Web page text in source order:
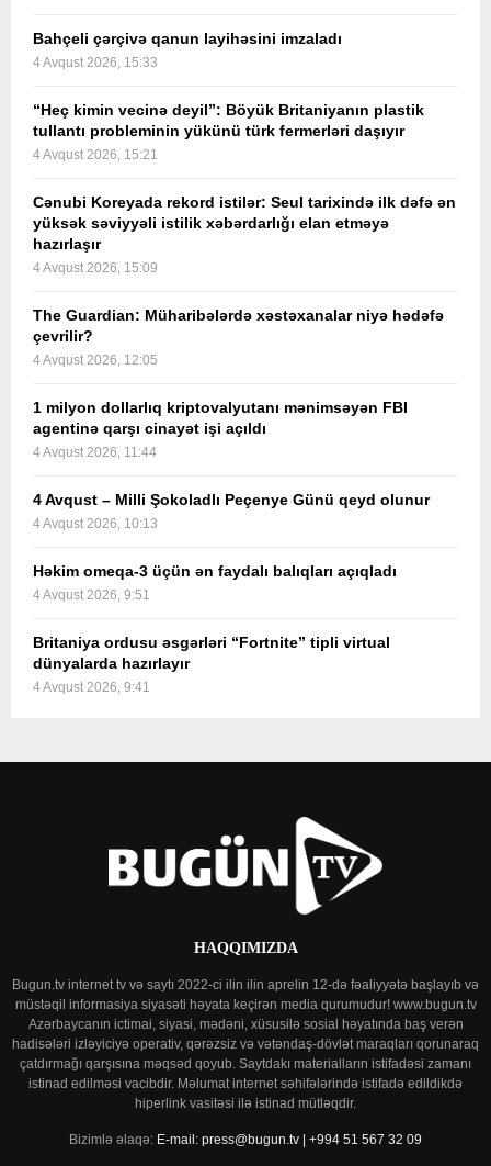
Bahçeli çərçivə qanun layihəsini imzaladı
4 Avqust 2026, 15:33
“Heç kimin vecinə deyil”: Böyük Britaniyanın plastik
tullantı probleminin yükünü türk fermerləri daşıyır
4 Avqust 2026, 15:21
Cənubi Koreyada rekord istilər: Seul tarixində ilk dəfə ən
yüksək səviyyəli istilik xəbərdarlığı elan etməyə
hazırlaşır
4 Avqust 2026, 15:09
The Guardian: Müharibələrdə xəstəxanalar niyə hədəfə
çevrilir?
4 Avqust 2026, 12:05
1 milyon dollarlıq kriptovalyutanı mənimsəyən FBI
agentinə qarşı cinayət işi açıldı
4 Avqust 2026, 11:44
4 Avqust – Milli Şokoladlı Peçenye Günü qeyd olunur
4 Avqust 2026, 10:13
Həkim omeqa-3 üçün ən faydalı balıqları açıqladı
4 Avqust 2026, 9:51
Britaniya ordusu əsgərləri “Fortnite” tipli virtual
dünyalarda hazırlayır
4 Avqust 2026, 9:41
HAQQIMIZDA
Bugun.tv internet tv və saytı 2022-ci ilin ilin aprelin 12-də fəaliyyətə başlayıb və
müstəqil informasiya siyasəti həyata keçirən media qurumudur! www.bugun.tv
Azərbaycanın ictimai, siyasi, mədəni, xüsusilə sosial həyatında baş verən
hadisələri izləyiciyə operativ, qərəzsiz və vətəndaş-dövlət maraqları qorunaraq
çatdırmağı qarşısına məqsəd qoyub. Saytdakı materialların istifadəsi zamanı
istinad edilməsi vacibdir. Məlumat internet səhifələrində istifadə edildikdə
hiperlink vasitəsi ilə istinad mütləqdir.
Bizimlə əlaqə: E-mail: press@bugun.tv | +994 51 567 32 09